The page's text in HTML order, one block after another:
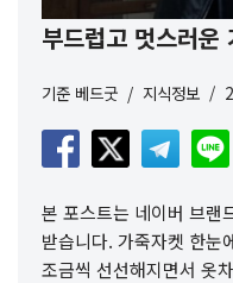
부드럽고 멋스러운
기준 베드굿 지식정보
본 포스트는 네이버 브랜
받습니다. 가죽자켓 한눈
조금씩 선선해지면서 옷